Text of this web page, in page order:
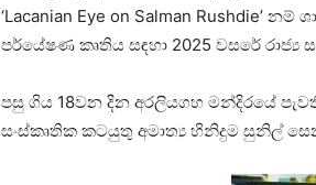
‘Lacanian Eye on Salman Rushdie’
පර්යේෂණ කෘතිය සඳහා 2025 වසරේ
පසු ගිය 18වන දින අරලියගහ මන්දිරයේ
සංස්කෘතික කටයුතු අමාත්‍ය හිනිදුම සුනිල්